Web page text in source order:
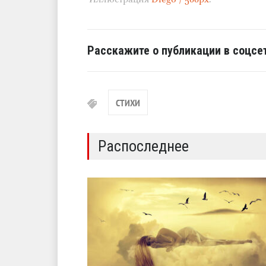
Расскажите о публикации в
СТИХИ
Распоследнее